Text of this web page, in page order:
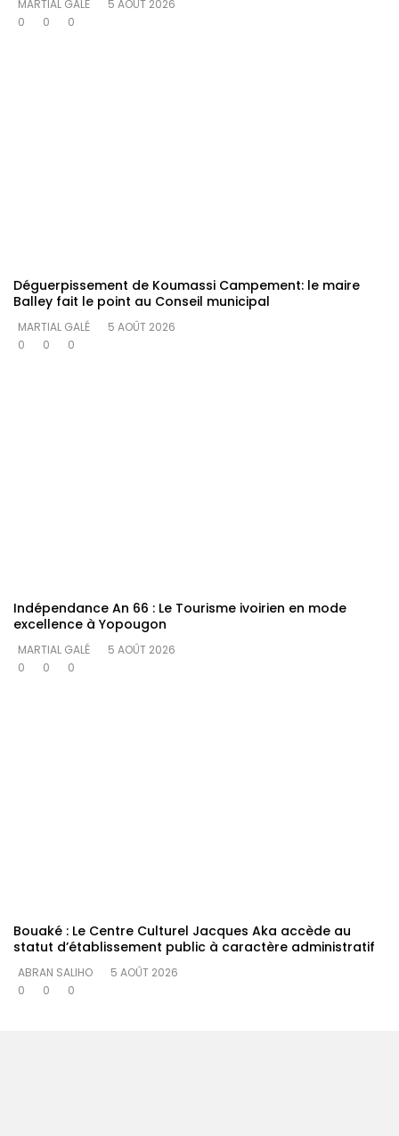
MARTIAL GALÉ
5 AOÛT 2026
0
0 0
Déguerpissement de Koumassi Campement: le maire
Balley fait le point au Conseil municipal
MARTIAL GALÉ
5 AOÛT 2026
0
0 0
Indépendance An 66 : Le Tourisme ivoirien en mode
excellence à Yopougon
MARTIAL GALÉ
5 AOÛT 2026
0
0 0
Bouaké : Le Centre Culturel Jacques Aka accède au
statut d’établissement public à caractère administratif
ABRAN SALIHO
5 AOÛT 2026
0
0 0